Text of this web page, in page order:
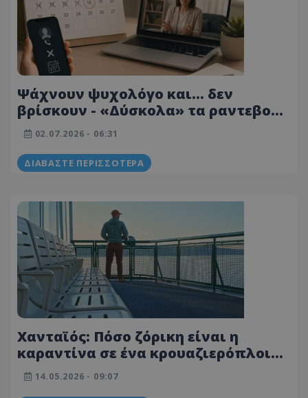
Ψάχνουν ψυχολόγο και… δεν
βρίσκουν - «Δύσκολα» τα ραντεβού
με έμπειρους και εξειδικευμένους –
Τι ισχύει για εντός και εκτός ΓεΣΥ
02.07.2026 - 06:31
ΔΙΑΒΆΣΤΕ ΠΕΡΙΣΣΌΤΕΡΑ
Χανταϊός: Πόσο ζόρικη είναι η
καραντίνα σε ένα κρουαζιερόπλοιο –
Ο ψυχολόγος εξηγεί
14.05.2026 - 09:07